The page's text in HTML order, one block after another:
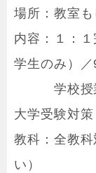
場所：教室
内容：１：
学生のみ）
学校授業
大学受験対
教科：全教
い）